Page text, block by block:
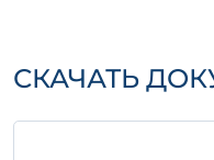
Материалы
Важно:При
СКАЧАТЬ